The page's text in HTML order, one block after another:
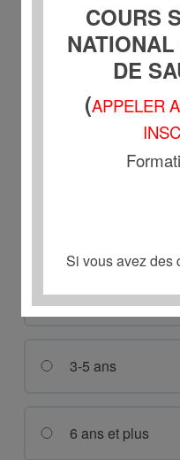
3-5 ans
6 ans et plus
1-2 ans
3-5 ans
6 ans et plus
COURS
DE
(APPELER
Si vous avez des